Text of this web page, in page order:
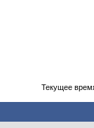
Текущее